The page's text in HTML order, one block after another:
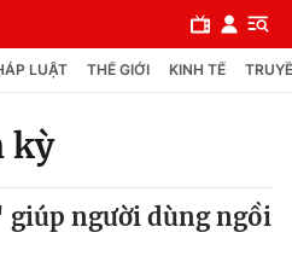
LUẬT THẾ GIỚI KINH TẾ
kỳ
người dùng ngồi